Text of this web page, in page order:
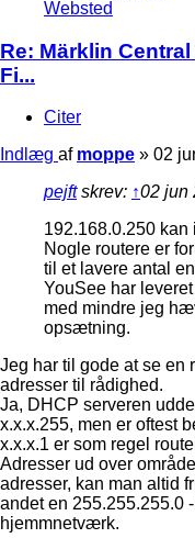
Websted
Re: Märklin
Fi...
Citer
Indlæg af moppe » 02
pejftskrev: ↑02 jun
192.168.0.250
Nogle routere er
til et lavere antal
YouSee har
med mindre jeg
opsætning.
Jeg har til gode at se en
adresser til rådighed.
Ja, DHCP serveren
x.x.x.255, men er oftest
x.x.x.1 er som regel
Adresser ud over
adresser, kan man altid
andet en 255.255.255.0
hjemmnetværk.